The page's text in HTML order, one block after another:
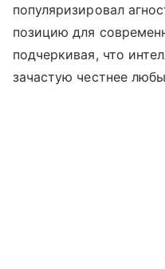
популяризировал
позицию для
подчеркивая, что
зачастую честнее